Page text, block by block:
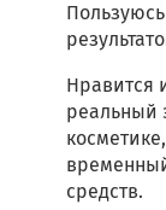
Нравится
реальный
средств.